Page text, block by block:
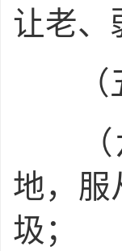
让老、
（五
（六
地，服
圾；